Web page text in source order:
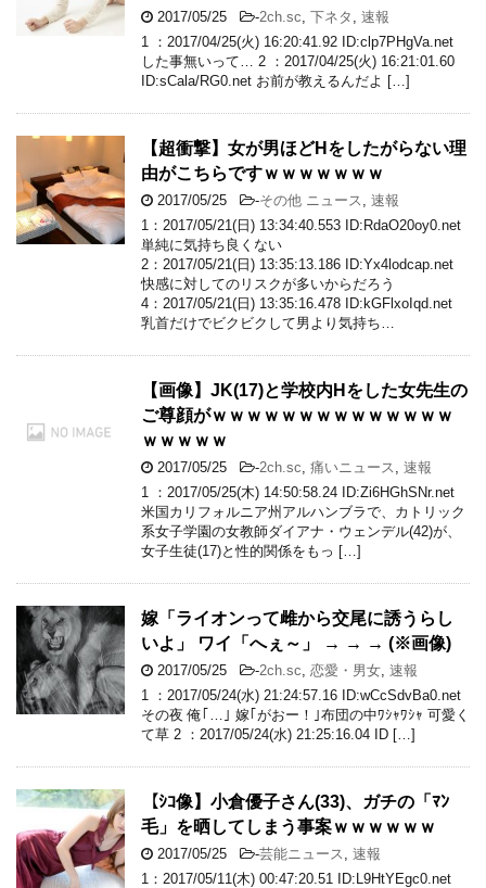
2017/05/25 -2ch.sc 下ネタ
速報
1 ：2017/04/25(火) 16:20:41.92 ID:clp7PHgVa.net
した事無いって… 2 ：2017/04/25(火) 16:21:01.60
ID:sCala/RG0.net お前が教えるんだよ […]
【超衝撃】女が男ほどHをしたがらない理
由がこちらですｗｗｗｗｗｗｗ
2017/05/25 -その他 ニュース
速報
1：2017/05/21(日) 13:34:40.553 ID:RdaO20oy0.net
単純に気持ち良くない
2：2017/05/21(日) 13:35:13.186 ID:Yx4lodcap.net
快感に対してのリスクが多いからだろう
4：2017/05/21(日) 13:35:16.478 ID:kGFlxoIqd.net
乳首だけでビクビクして男より気持ち…
【画像】JK(17)と学校内Hをした女先生の
ご尊顔がｗｗｗｗｗｗｗｗｗｗｗｗｗｗ
ｗｗｗｗｗ
2017/05/25 -2ch.sc 痛いニュース
速報
1 ：2017/05/25(木) 14:50:58.24 ID:Zi6HGhSNr.net
米国カリフォルニア州アルハンブラで、カトリック
系女子学園の女教師ダイアナ・ウェンデル(42)が、
女子生徒(17)と性的関係をもっ […]
嫁「ライオンって雌から交尾に誘うらし
いよ」 ワイ「へぇ～」 → → → (※画像)
2017/05/25 -2ch.sc 恋愛・男女 速報
1 ：2017/05/24(水) 21:24:57.16 ID:wCcSdvBa0.net
その夜 俺｢…｣ 嫁｢がおー！｣布団の中ﾜｼｬﾜｼｬ 可愛く
て草 2 ：2017/05/24(水) 21:25:16.04 ID […]
【ｼｺ像】小倉優子さん(33)、ガチの「ﾏﾝ
毛」を晒してしまう事案ｗｗｗｗｗｗ
2017/05/25 -芸能ニュース
速報
1：2017/05/11(木) 00:47:20.51 ID:L9HtYEgc0.net